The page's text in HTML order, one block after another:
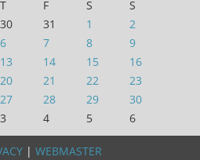
T F S
S
30 31 1
2
6 7 8
9
13 14 15
16
20 21 22
23
27 28 29
30
3 4 5 6
| WEBMASTER